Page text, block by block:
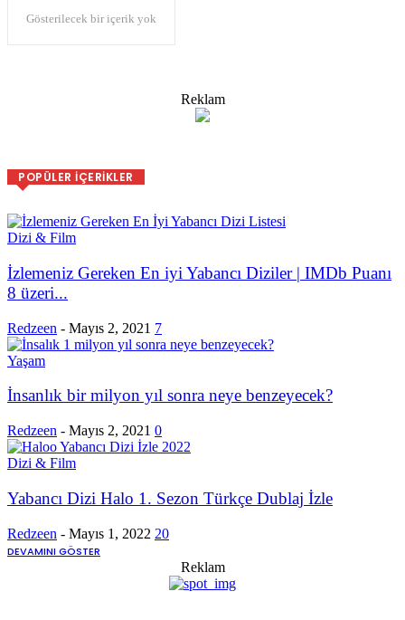
Gösterilecek bir içerik yok
Reklam
POPÜLER İÇERIKLER
Dizi & Film
İzlemeniz Gereken En iyi Yabancı Diziler | IMDb Puanı
8 üzeri...
Redzeen - Mayıs 2, 2021 7
Yaşam
İnsanlık bir milyon yıl sonra neye benzeyecek?
Redzeen - Mayıs 2, 2021 0
Dizi & Film
Yabancı Dizi Halo 1. Sezon Türkçe Dublaj İzle
Redzeen - Mayıs 1, 2022 20
DEVAMINI GÖSTER
Reklam